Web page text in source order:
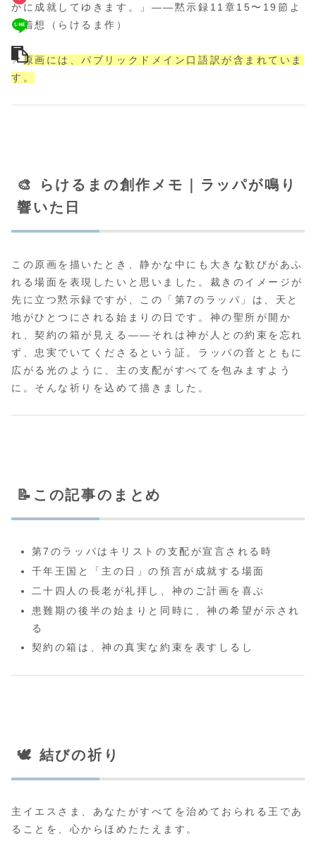
かに成就してゆきます。」――黙示録11章15〜19節よ
り着想（らけるま作）
📌原画には、パブリックドメイン口語訳が含まれていま
す。
🎨 らけるまの創作メモ｜ラッパが鳴り
響いた日
この原画を描いたとき、静かな中にも大きな歓びがあふ
れる場面を表現したいと思いました。裁きのイメージが
先に立つ黙示録ですが、この「第7のラッパ」は、天と
地がひとつにされる始まりの日です。神の聖所が開か
れ、契約の箱が見える――それは神が人との約束を忘れ
ず、忠実でいてくださるという証。ラッパの音とともに
広がる光のように、主の支配がすべてを包みますよう
に。そんな祈りを込めて描きました。
📝この記事のまとめ
第7のラッパはキリストの支配が宣言される時
千年王国と「主の日」の預言が成就する場面
二十四人の長老が礼拝し、神のご計画を喜ぶ
患難期の後半の始まりと同時に、神の希望が示され
る
契約の箱は、神の真実な約束を表すしるし
🕊️ 結びの祈り
主イエスさま、あなたがすべてを治めておられる王であ
ることを、心からほめたたえます。